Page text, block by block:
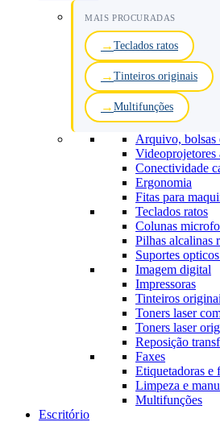
MAIS PROCURADAS
Teclados ratos
Tinteiros originais
Multifunções
Arquivo, bolsas
Videoprojetores
Conectividade
Ergonomia
Fitas para
Teclados ratos
Colunas
Pilhas alcalinas
Suportes
Imagem digital
Impressoras
Tinteiros
Toners laser
Toners laser
Reposição
Faxes
Etiquetadoras e
Limpeza e
Multifunções
Escritório